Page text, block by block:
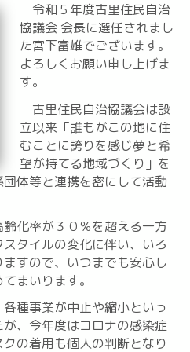
令和５年度古里住民自治
協議会 会長に選任されまし
た宮下富雄でございます。
よろしくお願い申し上げま
す。
古里住民自治協議会は設
立以来「誰もがこの地に住
むことに誇りを感じ夢と希
望が持てる地域づくり」を
体等と連携を密にして活動
化率が３０％を超える一方
タイルの変化に伴い、いろ
すので、いつまでも安心し
まいります。
種事業が中止や縮小といっ
、今年度はコロナの感染症
の着用も個人の判断となり